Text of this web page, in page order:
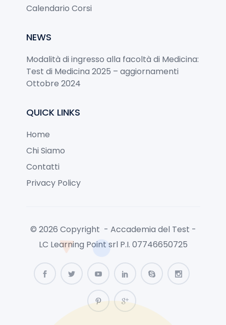
Calendario Corsi
NEWS
Modalità di ingresso alla facoltà di Medicina:
Test di Medicina 2025 – aggiornamenti
Ottobre 2024
QUICK LINKS
Home
Chi Siamo
Contatti
Privacy Policy
© 2026 Copyright - Accademia del Test -
LC Learning Point srl P.I. 07746650725